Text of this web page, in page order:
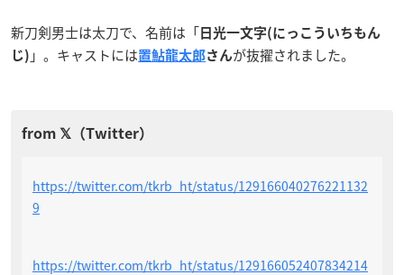
新刀剣男士は太刀で、名前は「 日光一文字(にっこういちもん
じ) 」。キャストには置鮎龍太郎さんが抜擢されました。
https://twitter.com/tkrb_ht/status/129166040276221132
9
https://twitter.com/tkrb_ht/status/129166052407834214